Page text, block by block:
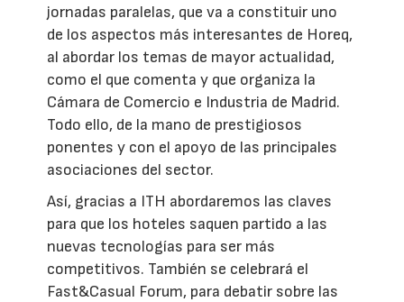
jornadas paralelas, que va a constituir uno
de los aspectos más interesantes de Horeq,
al abordar los temas de mayor actualidad,
como el que comenta y que organiza la
Cámara de Comercio e Industria de Madrid.
Todo ello, de la mano de prestigiosos
ponentes y con el apoyo de las principales
asociaciones del sector.
Así, gracias a ITH abordaremos las claves
para que los hoteles saquen partido a las
nuevas tecnologías para ser más
competitivos. También se celebrará el
Fast&Casual Forum, para debatir sobre las